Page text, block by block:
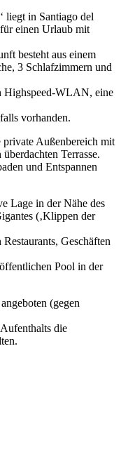
liegt in Santiago del
einen Urlaub mit
besteht aus einem
3 Schlafzimmern und
Highspeed-WLAN, eine
vorhanden.
Außenbereich mit
Terrasse.
und Entspannen
Lage in der Nähe des
(‚Klippen der
Geschäften
Pool in der
(gegen
die